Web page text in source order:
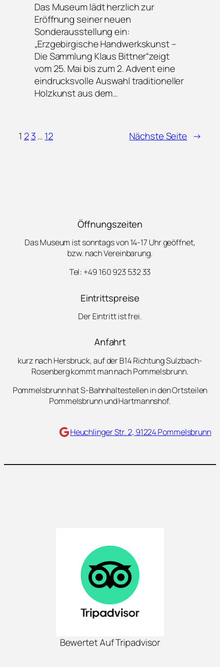
Das Museum lädt herzlich zur
Eröffnung seiner neuen
Sonderausstellung ein:
„Erzgebirgische Handwerkskunst –
Die Sammlung Klaus Bittner“zeigt
vom 25. Mai bis zum 2. Advent eine
eindrucksvolle Auswahl traditioneller
Holzkunst aus dem…
1 2 3… 12 Nächste Seite →
Öffnungszeiten
Das Museum ist sonntags von 14-17 Uhr geöffnet,
bzw. nach Vereinbarung.
Tel: +49 160 923 532 33
Eintrittspreise
Der Eintritt ist frei.
Anfahrt
kurz nach Hersbruck, auf der B14 Richtung Sulzbach-
Rosenberg kommt man nach Pommelsbrunn.
Pommelsbrunn hat S-Bahnhaltestellen in den Ortsteilen
Pommelsbrunn und Hartmannshof.
Maps Heuchlinger Str. 2, 91224 Pommelsbrunn
Bewertet Auf Tripadvisor